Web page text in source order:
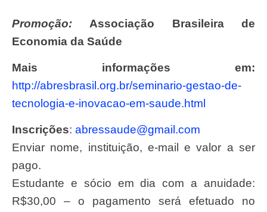
Promoção: Associação Brasileira de
Economia da Saúde
Mais informações em:
http://abresbrasil.org.br/seminario-gestao-de-
tecnologia-e-inovacao-em-saude.html
Inscrições: abressaude@gmail.com
Enviar nome, instituição, e-mail e valor a ser
pago.
Estudante e sócio em dia com a anuidade:
R$30,00 – o pagamento será efetuado no